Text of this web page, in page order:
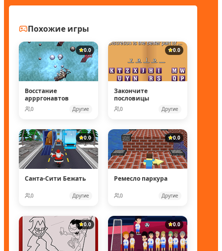
Похожие игры
0.0
Восстание
аррргонавтов
0 Другие
0.0
Закончите
пословицы
0 Другие
0.0
Санта-Сити Бежать
0 Другие
0.0
Ремесло паркура
0 Другие
0.0 0.0